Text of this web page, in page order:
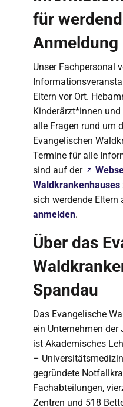
für
Anmeldung
Unser Fachpersonal
Eltern vor Ort.
Kinderärzt*innen
alle Fragen rund um
Evangelischen
Termine für alle
sind auf der
Waldkrankenhauses
sich werdende Eltern
anmelden.
Über das
Spandau
Das Evangelische
ein Unternehmen
ist Akademisches
–
gegründete
Fachabteilungen,
Zentren und 518